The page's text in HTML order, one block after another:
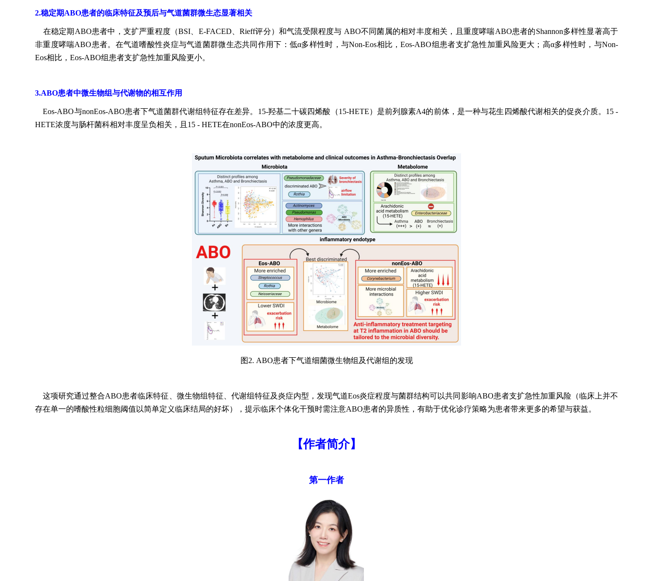
2.稳定期ABO患者的临床特征及预后与气道菌群微生态显著相关
在稳定期ABO患者中，支扩严重程度（BSI、E-FACED、Rieff评分）和气流受限程度与 ABO不同菌属的相对丰度相关，且重度哮喘ABO患者的Shannon多样性显著高于
非重度哮喘ABO患者。在气道嗜酸性炎症与气道菌群微生态共同作用下：低α多样性时，与Non-Eos相比，Eos-ABO组患者支扩急性加重风险更大；高α多样性时，与Non-
Eos相比，Eos-ABO组患者支扩急性加重风险更小。
3.ABO患者中微生物组与代谢物的相互作用
Eos-ABO与nonEos-ABO患者下气道菌群代谢组特征存在差异。15-羟基二十碳四烯酸（15-HETE）是前列腺素A4的前体，是一种与花生四烯酸代谢相关的促炎介质。15 -
HETE浓度与肠杆菌科相对丰度呈负相关，且15 - HETE在nonEos-ABO中的浓度更高。
图2. ABO患者下气道细菌微生物组及代谢组的发现
这项研究通过整合ABO患者临床特征、微生物组特征、代谢组特征及炎症内型，发现气道Eos炎症程度与菌群结构可以共同影响ABO患者支扩急性加重风险（临床上并不
存在单一的嗜酸性粒细胞阈值以简单定义临床结局的好坏），提示临床个体化干预时需注意ABO患者的异质性，有助于优化诊疗策略为患者带来更多的希望与获益。
【作者简介】
第一作者